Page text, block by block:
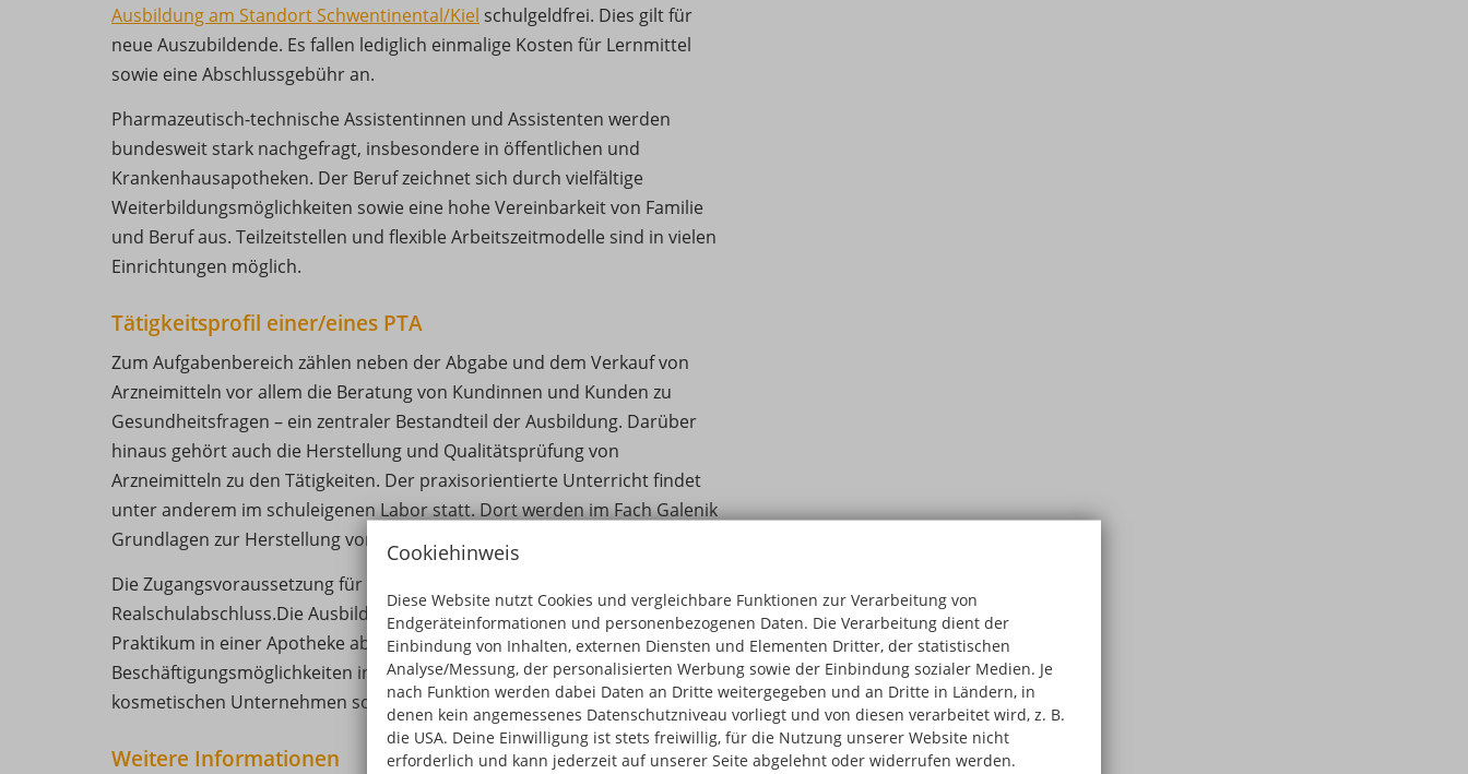
Cookiehinweis
Diese Website nutzt Cookies und vergleichbare Funktionen zur Verarbeitung von
Endgeräteinformationen und personenbezogenen Daten. Die Verarbeitung dient der
Einbindung von Inhalten, externen Diensten und Elementen Dritter, der statistischen
Analyse/Messung, der personalisierten Werbung sowie der Einbindung sozialer Medien. Je
nach Funktion werden dabei Daten an Dritte weitergegeben und an Dritte in Ländern, in
denen kein angemessenes Datenschutzniveau vorliegt und von diesen verarbeitet wird, z. B.
die USA. Deine Einwilligung ist stets freiwillig, für die Nutzung unserer Website nicht
erforderlich und kann jederzeit auf unserer Seite abgelehnt oder widerrufen werden.
Ausbildung am Standort Schwentinental/Kiel schulgeldfrei. Dies gilt für
neue Auszubildende. Es fallen lediglich einmalige Kosten für Lernmittel
sowie eine Abschlussgebühr an.
Pharmazeutisch-technische Assistentinnen und Assistenten werden
bundesweit stark nachgefragt, insbesondere in öffentlichen und
Krankenhausapotheken. Der Beruf zeichnet sich durch vielfältige
Weiterbildungsmöglichkeiten sowie eine hohe Vereinbarkeit von Familie
und Beruf aus. Teilzeitstellen und flexible Arbeitszeitmodelle sind in vielen
Einrichtungen möglich.
Tätigkeitsprofil einer/eines PTA
Zum Aufgabenbereich zählen neben der Abgabe und dem Verkauf von
Arzneimitteln vor allem die Beratung von Kundinnen und Kunden zu
Gesundheitsfragen – ein zentraler Bestandteil der Ausbildung. Darüber
hinaus gehört auch die Herstellung und Qualitätsprüfung von
Arzneimitteln zu den Tätigkeiten. Der praxisorientierte Unterricht findet
unter anderem im schuleigenen Labor statt. Dort werden im Fach Galenik
Grundlagen zur Herstellung von Medikamenten vermittelt.
Die Zugangsvoraussetzung für die Ausbildung ist mindestens ein
Realschulabschluss.Die Ausbildung schließt mit einem sechsmonatigen
Praktikum in einer Apotheke ab. Darüber hinaus bestehen
Beschäftigungsmöglichkeiten in pharmazeutischen, chemischen oder
kosmetischen Unternehmen sowie bei Krankenkassen.
Weitere Informationen